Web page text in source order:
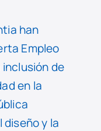
han
Empleo
de
en la
y la